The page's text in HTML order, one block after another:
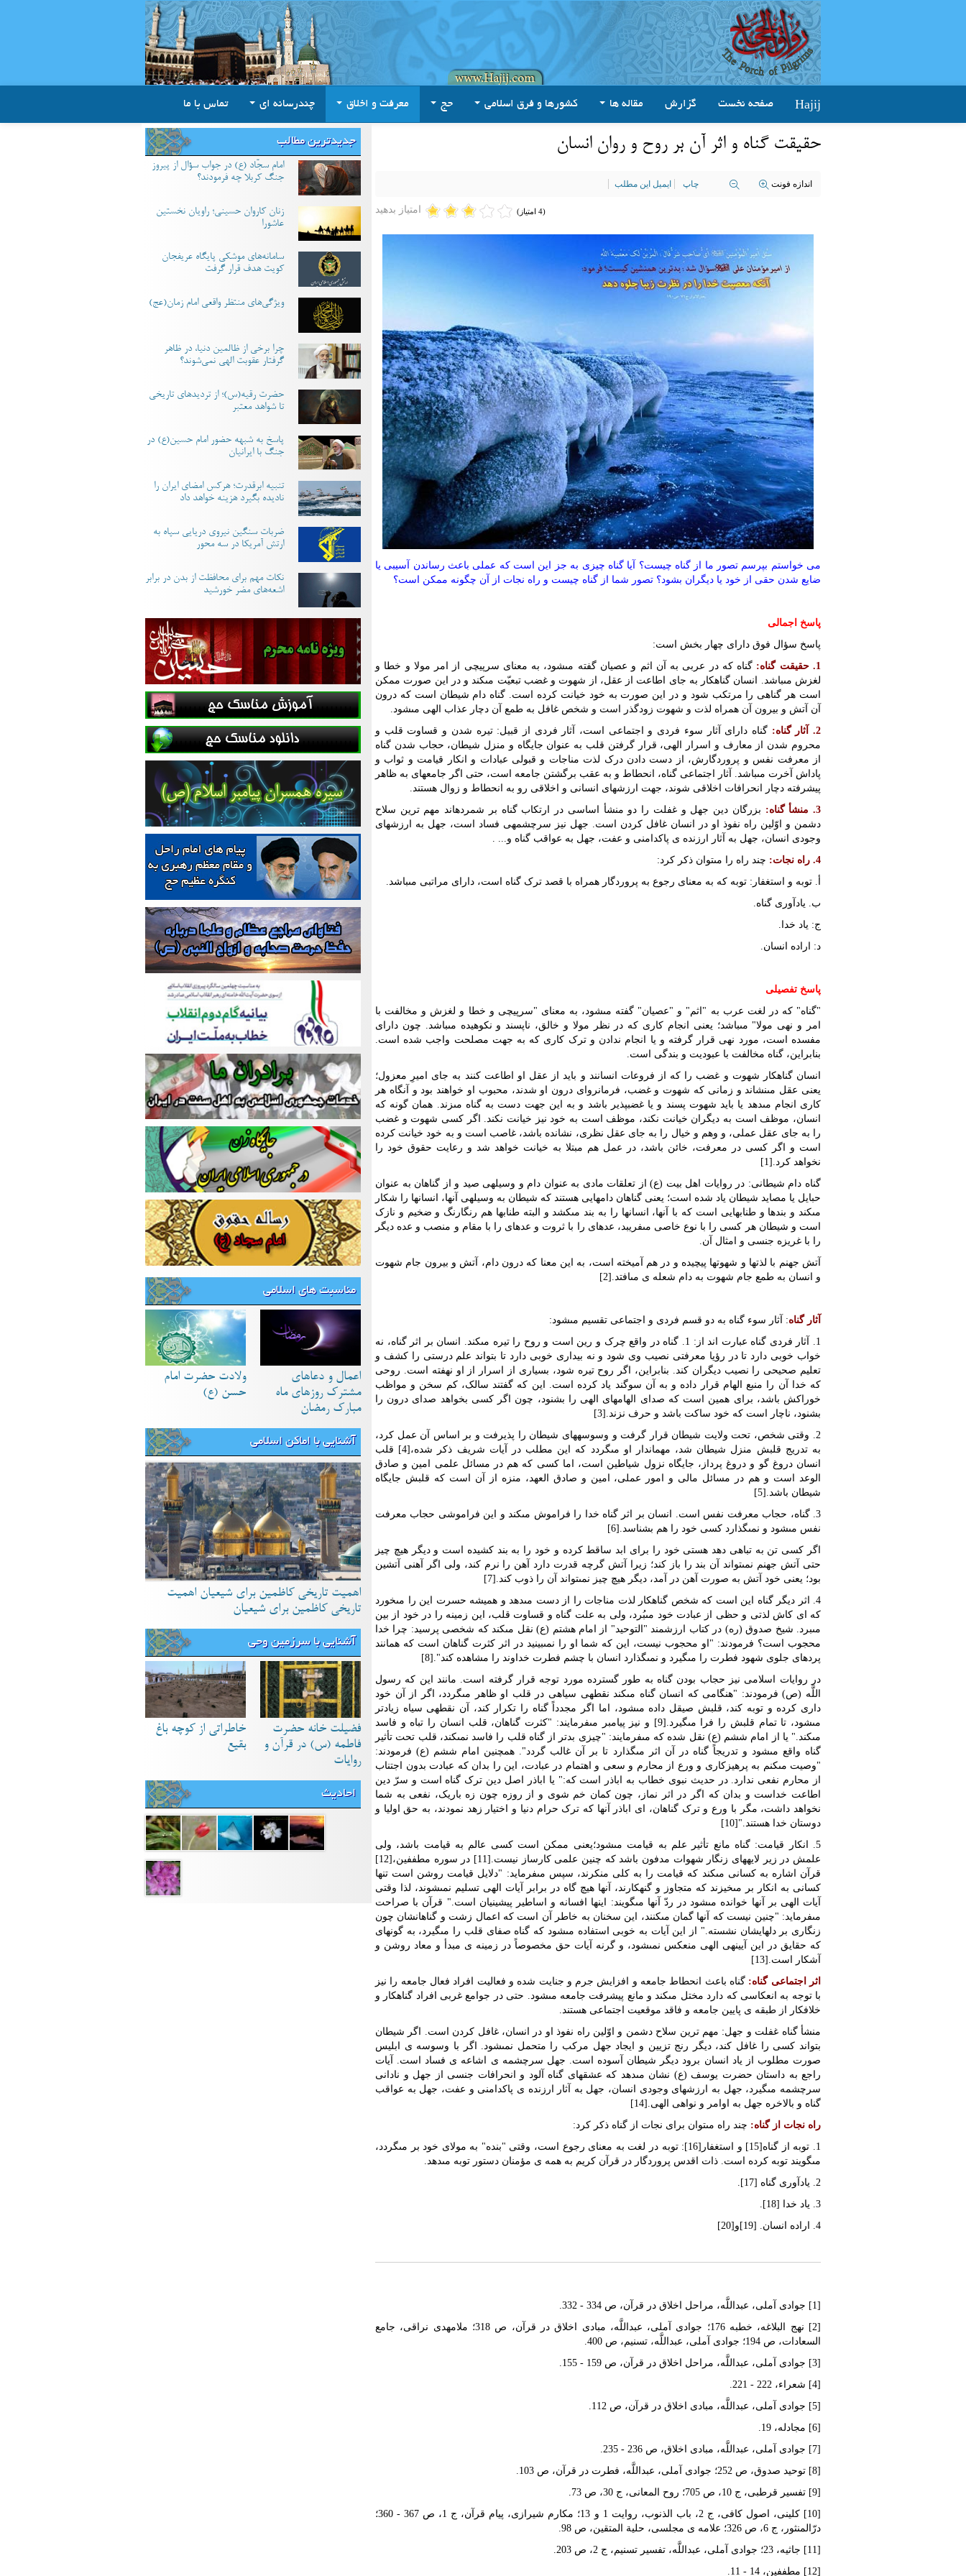
Hajij صفحه نخست گزارش مقاله ها کشورها و فرق اسلامی حج معرفت و اخلاق چندرسانه ای تماس با ما
حقیقت گناه و اثر آن بر روح و روان انسان
اندازه فونت چاپ ایمیل این مطلب
امتیاز بدهید (4 امتیاز)
مى‏ خواستم بپرسم تصور ما از گناه چیست؟ آیا گناه چیزى به جز این است که عملى باعث رساندن آسیبى یا
ضایع شدن حقى از خود یا دیگران بشود؟ تصور شما از گناه چیست و راه نجات از آن چگونه ممکن است؟
پاسخ اجمالی
پاسخ سؤال فوق داراى چهار بخش است:
1. حقیقت گناه:
گناه که در عربى به آن اثم و عصیان گفته مى‏شود، به معناى سرپیچى از امر مولا و خطا و
لغزش مى‏باشد. انسان گناهکار به جاى اطاعت از عقل، از شهوت و غضب تبعیّت مى‏کند و در این صورت ممکن
است هر گناهى را مرتکب شود و در این صورت به خود خیانت کرده است. گناه دام شیطان است که درون
آن آتش و بیرون آن همراه لذت و شهوت زودگذر است و شخص غافل به طمع آن دچار عذاب الهى مى‏شود.
2. آثار گناه:
گناه داراى آثار سوء فردى و اجتماعى است، آثار فردى از قبیل: تیره شدن و قساوت قلب و
محروم شدن از معارف و اسرار الهى، قرار گرفتن قلب به عنوان جایگاه و منزل شیطان، حجاب شدن گناه
از معرفت نفس و پروردگارش، از دست دادن درک لذت مناجات و قبولى عبادات و انکار قیامت و ثواب و
پاداش آخرت مى‏باشد. آثار اجتماعى گناه، انحطاط و به عقب برگشتن جامعه است، حتى اگر جامعه‏اى به ظاهر
پیشرفته دچار انحرافات اخلاقى شوند، جهت ارزش‏هاى انسانى و اخلاقى رو به انحطاط و زوال هستند.
3. منشأ گناه:
بزرگان دین جهل و غفلت را دو منشأ اساسى در ارتکاب گناه بر شمرده‏اند مهم ترین سلاح
دشمن و اوّلین راه نفوذ او در انسان غافل کردن است. جهل نیز سرچشمه‏ى فساد است، جهل به ارزش‏هاى
وجودى انسان، جهل به آثار ارزنده ی پاکدامنى و عفت، جهل به عواقب گناه و... .
4. راه نجات:
چند راه را مى‏توان ذکر کرد:
أ. توبه و استغفار: توبه که به معناى رجوع به پروردگار همراه با قصد ترک گناه است، داراى مراتبى مى‏باشد.
ب. یادآورى گناه.
ج: یاد خدا.
د: اراده انسان.
پاسخ تفصیلی
"گناه" که در لغت عرب به "اثم" و "عصیان" گفته مى‏شود، به معناى "سرپیچى و خطا و لغزش و مخالفت با
امر و نهى مولا" مى‏باشد؛ یعنى انجام کارى که در نظر مولا و خالق، ناپسند و نکوهیده مى‏باشد. چون داراى
مفسده است، مورد نهى قرار گرفته و یا انجام ندادن و ترک کارى که به جهت مصلحت واجب شده است.
بنابراین، گناه مخالفت با عبودیت و بندگى است.
انسان گناهکار شهوت و غضب را که از فروعات انسانند و باید از عقل او اطاعت کنند به جاى امیرِ معزول؛
یعنى عقل مى‏نشاند و زمانى که شهوت و غضب، فرمانرواى درون او شدند، محبوب او خواهند بود و آنگاه هر
کارى انجام مى‏دهد یا باید شهوت پسند و یا غضب‏پذیر باشد و به این جهت دست به گناه مى‏زند. همان گونه که
انسان، موظف است به دیگران خیانت نکند، موظف است به خود نیز خیانت نکند. اگر کسى شهوت و غضب
را به جاى عقل عملى، و وهم و خیال را به جاى عقل نظرى، نشانده باشد، غاصب است و به خود خیانت کرده
است و اگر کسى در معرفت، خائن باشد، در عمل هم مبتلا به خیانت خواهد شد و رعایت حقوق خود را
نخواهد کرد.[1]
گناه دام شیطانى: در روایات اهل بیت (‏ع) از تعلقات مادى به عنوان دام و وسیله‏ى صید و از گناهان به عنوان
حبایل یا مصاید شیطان یاد شده است؛ یعنى گناهان دام‏هایى هستند که شیطان به وسیله‏ى آنها، انسان‏ها را شکار
مى‏کند و بندها و طناب‏هایى است که با آنها، انسان‏ها را به بند مى‏کشد و البته طناب‏ها هم رنگارنگ و ضخیم و نازک
است و شیطان هر کسى را با نوع خاصى مى‏فریبد، عده‏اى را با ثروت و عده‏اى را با مقام و منصب و عده دیگر
را با غریزه جنسى و امثال آن.
آتش جهنم با لذت‏ها و شهوت‏ها پیچیده و در هم آمیخته است، به این معنا که درون دام، آتش و بیرون جام شهوت
و انسان به طمع جام شهوت به دام شعله ی مى‏افتد.[2]
آثار گناه: آثار سوء گناه به دو قسم فردى و اجتماعى تقسیم مى‏شود:
1. آثار فردى گناه عبارت اند از: 1. گناه در واقع چرک و رین است و روح را تیره مى‏کند. انسان بر اثر گناه، نه
خواب خوبى دارد تا در رؤیا معرفتى نصیب وى شود و نه بیدارى خوبى دارد تا بتواند علم درستى را کشف و
تعلیم صحیحى را نصیب دیگران کند. بنابراین، اگر روح تیره شود، بسیارى از اسرار از او نهفته است. روحى
که خدا آن را منبع الهام قرار داده و به آن سوگند یاد کرده است. این که گفتند سالک، کم سخن و مواظب
خوراکش باشد، براى همین است که صداى الهام‏هاى الهى را بشنود، چون اگر کسى بخواهد صداى درون را
بشنود، ناچار است که خود ساکت باشد و حرف نزند.[3]
2. وقتى شخص، تحت ولایت شیطان قرار گرفت و وسوسه‏هاى شیطان را پذیرفت و بر اساس آن عمل کرد،
به تدریج قلبش منزل شیطان شد، مهماندار او مى‏گردد که این مطلب در آیات شریف ذکر شده،[4] قلب
انسان دروغ گو و دروغ پرداز، جایگاه نزول شیاطین است، اما کسى که هم در مسائل علمى امین و صادق
الوعد است و هم در مسائل مالى و امور عملى، امین و صادق العهد، منزه از آن است که قلبش جایگاه
شیطان باشد.[5]
3. گناه، حجاب معرفت نفس است. انسان بر اثر گناه خدا را فراموش مى‏کند و این فراموشى حجاب معرفت
نفس مى‏شود و نمى‏گذارد کسى خود را هم بشناسد.[6]
اگر کسى تن به تباهى دهد هستى خود را براى ابد ساقط کرده و خود را به بند کشیده است و دیگر هیچ چیز
حتى آتش جهنم نمى‏تواند آن بند را باز کند؛ زیرا آتش گرچه قدرت دارد آهن را نرم کند، ولى اگر آهنى آتشین
بود؛ یعنى خود آتش به صورت آهن در آمد، دیگر هیچ چیز نمى‏تواند آن را ذوب کند.[7]
4. اثر دیگر گناه این است که شخص گناهکار لذت مناجات را از دست مى‏دهد و همیشه حسرت این را مى‏خورد
که اى کاش لذتى و حظى از عبادت خود مى‏بُرد، ولى به علت گناه و قساوت قلب، این زمینه را در خود از بین
مى‏برد. شیخ صدوق (‏ره) در کتاب ارزشمند "التوحید" از امام هشتم (ع) نقل مى‏کند که شخصى پرسید: چرا خدا
محجوب است؟ فرمودند: "او محجوب نیست، این که شما او را نمى‏بینید در اثر کثرت گناهان است که همانند
پرده‏اى جلوى شهود فطرت را مى‏گیرد و نمى‏گذارد انسان با چشم فطرت خداوند را مشاهده کند".[8]
در روایات اسلامى نیز حجاب بودن گناه به طور گسترده مورد توجه قرار گرفته است. مانند این که رسول
اللَّه (ص) فرمودند: "هنگامى که انسان گناه مى‏کند نقطه‏ى سیاهى در قلب او ظاهر مى‏گردد، اگر از آن خود
دارى کرده و توبه کند، قلبش صیقل داده مى‏شود، اما اگر مجدداً گناه را تکرار کند، آن نقطه‏ى سیاه زیادتر
مى‏شود، تا تمام قلبش را فرا مى‏گیرد.[9] و نیز پیامبر مى‏فرمایند: "کثرت گناهان، قلب انسان را تباه و فاسد
مى‏کند." یا از امام ششم (ع) نقل شده که مى‏فرمایند: "چیزى بدتر از گناه قلب را فاسد نمى‏کند، قلب تحت تأثیر
گناه واقع مى‏شود و تدریجاً گناه در آن اثر مى‏گذارد تا بر آن غالب گردد". همچنین امام ششم (ع) فرمودند:
"وصیت مى‏کنم به پرهیزکارى و ورع از محارم و سعى و اهتمام در عبادت، این را بدان که عبادت بدون اجتناب
از محارم نفعى ندارد. در حدیث نبوى خطاب به اباذر است که:" یا اباذر اصل دین ترک گناه است و سرّ دین
اطاعت خداست و بدان که اگر در اثر نماز، چون کمان خم شوى و از روزه چون زه باریک، نفعى به شما
نخواهد داشت، مگر با ورع و ترک گناهان، اى اباذر آنها که ترک حرام دنیا و اختیار زهد نمودند، به حق اولیا و
دوستان خدا هستند."[10]
5. انکار قیامت: گناه مانع تأثیر علم به قیامت مى‏شود؛یعنی ممکن است کسى عالم به قیامت باشد، ولى
علمش در زیر لایه‏هاى زنگار شهوات مدفون باشد که چنین علمى کارساز نیست.[11] در سوره مطففین،[12]
قرآن اشاره به کسانى مى‏کند که قیامت را به کلى منکرند، سپس مى‏فرماید: "دلایل قیامت روشن است تنها
کسانى به انکار بر مى‏خیزند که متجاوز و گنهکارند، آنها هیچ گاه در برابر آیات الهى تسلیم نمى‏شوند، لذا وقتى
آیات الهى بر آنها خوانده مى‏شود در ردّ آنها مى‏گویند: اینها افسانه و اساطیر پیشینیان است." قرآن با صراحت
مى‏فرماید: "چنین نیست که آنها گمان مى‏کنند، این سخنان به خاطر آن است که اعمال زشت و گناهانشان چون
زنگارى بر دل‏هایشان نشسته." از این آیات به خوبى استفاده مى‏شود که گناه صفاى قلب را مى‏گیرد، به گونه‏اى
که حقایق در این آیینه‏ى الهى منعکس نمى‏شود، و گرنه آیات حق مخصوصاً در زمینه ی مبدأ و معاد روشن و
آشکار است.[13]
اثر اجتماعى گناه: گناه باعث انحطاط جامعه و افزایش جرم و جنایت شده و فعالیت افراد فعال جامعه را نیز
با توجه به انعکاسى که دارد مختل مى‏کند و مانع پیشرفت جامعه مى‏شود. حتى در جوامع غربى افراد گناهکار و
خلافکار از طبقه ی پایین جامعه و فاقد موقعیت اجتماعى هستند.
منشأ گناه غفلت و جهل: مهم ترین سلاح دشمن و اوّلین راه نفوذ او در انسان، غافل کردن است. اگر شیطان
بتواند کسى را غافل کند، دیگر رنج تزیین و ایجاد جهل مرکب را متحمل نمى‏شود. اگر با وسوسه ی ابلیس
صورت مطلوب از یاد انسان برود دیگر شیطان آسوده است. جهل سرچشمه ی اشاعه ی فساد است. آیات
راجع به داستان حضرت یوسف (ع) نشان مى‏دهد که عشق‏هاى گناه آلود و انحرافات جنسى از جهل و نادانى
سرچشمه مى‏گیرد، جهل به ارزش‏هاى وجودى انسان، جهل به آثار ارزنده ی پاکدامنى و عفت، جهل به عواقب
گناه و بالاخره جهل به اوامر و نواهى الهى.[14]
راه نجات از گناه: چند راه مى‏توان براى نجات از گناه ذکر کرد:
1. توبه از گناه[15] و استغفار[16]: توبه در لغت به معناى رجوع است، وقتى "بنده" به مولاى خود بر مى‏گردد،
مى‏گویند توبه کرده است. ذات اقدس پروردگار در قرآن کریم به همه ی مؤمنان دستور توبه مى‏دهد.
2. یادآورى گناه [17].
3. یاد خدا [18].
4. اراده انسان. [19]و[20]
[1] جوادى آملى، عبداللَّه، مراحل اخلاق در قرآن، ص 334 - 332.
[2] نهج البلاغه، خطبه 176؛ جوادى آملى، عبداللَّه، مبادى اخلاق در قرآن، ص 318؛ ملامهدى نراقى، جامع
السعادات، ص 194؛ جوادى آملى، عبداللَّه، تسنیم، ص 400.
[3] جوادى آملى، عبداللَّه، مراحل اخلاق در قرآن، ص 159 - 155.
[4] شعراء، 222 - 221.
[5] جوادى آملى، عبداللَّه، مبادى اخلاق در قرآن، ص 112.
[6] مجادله، 19.
[7] جوادى آملى، عبداللَّه، مبادى اخلاق، ص 236 - 235.
[8] توحید صدوق، ص 252؛ جوادى آملى، عبداللَّه، فطرت در قرآن، ص 103.
[9] تفسیر قرطبى، ج 10، ص 705؛ روح المعانى، ج 30، ص 73.
[10] کلینى، اصول کافى، ج 2، باب الذنوب، روایت 1 و 13؛ مکارم شیرازى، پیام قرآن، ج 1، ص 367 - 360؛
درّالمنثور، ج 6، ص 326؛ علامه ی مجلسى، حلیة المتقین، ص 98.
[11] جاثیه، 23؛ جوادى آملى، عبداللَّه، تفسیر تسنیم، ج 2، ص 203.
[12] مطففین، 14 - 11.
جدیدترین مطالب
امام سجّاد (ع) در جواب سؤال از پیروز
جنگ کربلا چه فرمودند؟
زنان کاروان حسینی؛ راویان نخستین
عاشورا
سامانه‌های موشکی پایگاه عریفجان
کویت هدف قرار گرفت
ویژگی‌های منتظر واقعی امام زمان(عج)
چرا برخی از ظالمین دنیا، در ظاهر
گرفتار عقوبت الهی نمی‌شوند؟
حضرت رقیه(س)؛ از تردیدهای تاریخی
تا شواهد معتبر
پاسخ به شبهه حضور امام حسین(ع) در
جنگ با ایرانیان
تنبیه ابرقدرت؛ هرکس امضای ایران را
نادیده بگیرد هزینه خواهد داد
ضربات سنگین نیروی دریایی سپاه به
ارتش آمریکا در سه محور
نکات مهم برای محافظت از بدن در برابر
اشعه‌های مضر خورشید
مناسبت های اسلامی
اعمال و دعاهای
مشترک روزهای ماه
مبارک رمضان
ولادت حضرت امام
حسن (ع)
آشنایی با اماکن اسلامی
اهمیت تاریخی کاظمین برای شیعیان اهمیت
تاریخی کاظمین برای شیعیان
آشنایی با سرزمین وحی
فضیلت خانه حضرت
فاطمه (س) در قرآن و
روایات
خاطراتی از کوچه باغ
بقیع
احادیث